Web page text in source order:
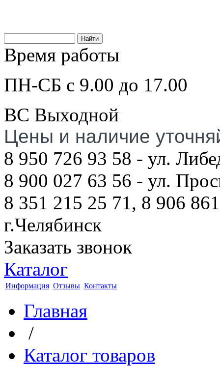
Время работы
ПН-СБ с 9.00 до 17.00
ВС Выходной
Цены и наличие
8 950 726 93 58 - ул.
8 900 027 63 56 - ул.
8 351 215 25 71, 8 906
г.Челябинск
Заказать звонок
Каталог
Информация Отзывы Контакты
Главная
/
Каталог товаров